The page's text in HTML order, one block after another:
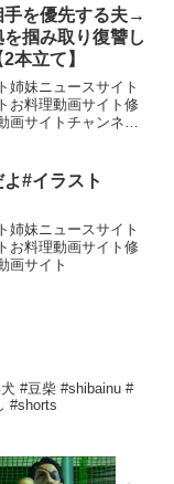
いうことを――。浮か
す...
手を優先する夫→
掴み取り復讐し
本立て】
姉妹ニュースサイト
お料理動画サイト修
画サイトチャンネル
の浮気や、義家族と
の様々...
#イラスト
姉妹ニュースサイト
お料理動画サイト修
画サイト
#豆柴 #shibainu #
#shorts